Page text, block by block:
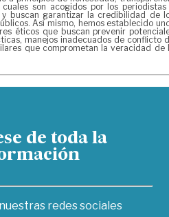
son acogidos por los periodistas
buscan garantizar la credibilidad de
Así mismo, hemos establecido
éticos que buscan prevenir
manejos inadecuados de conflicto
que comprometan la veracidad de
de toda la
redes sociales